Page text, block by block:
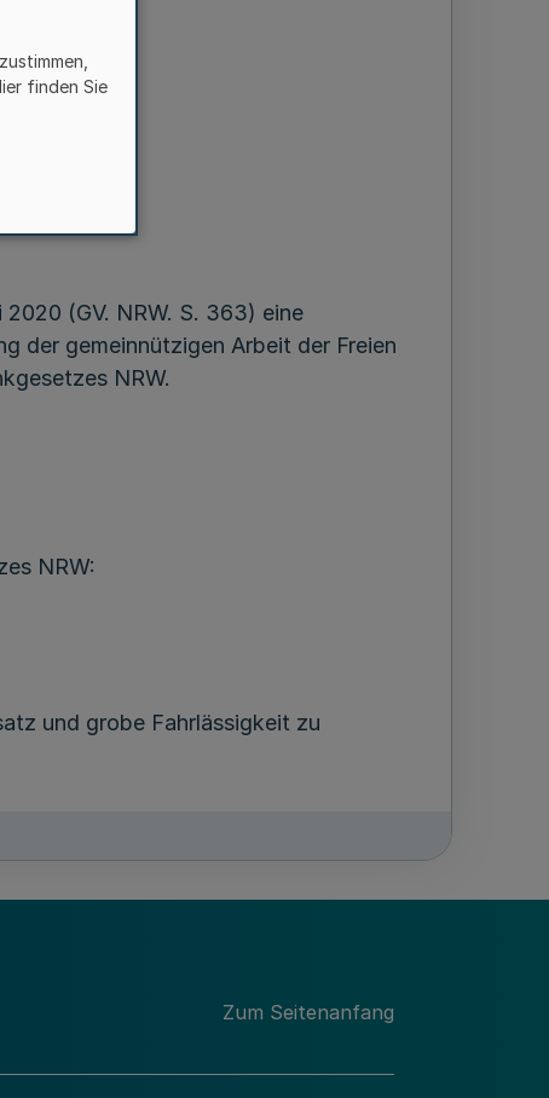
(GV. NRW. S. 363) eine
der gemeinnützigen Arbeit der Freien
NRW.
NRW:
und grobe Fahrlässigkeit zu
Zum Seitenanfang
finden Sie